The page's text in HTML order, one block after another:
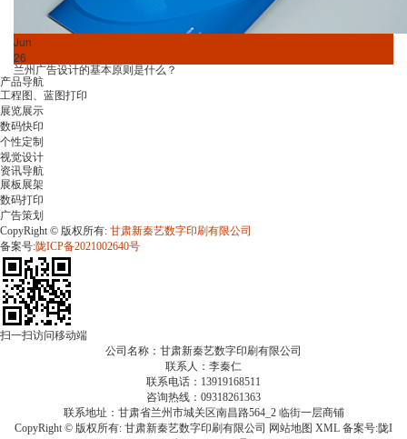
Jun
26
兰州广告设计的基本原则是什么？
产品导航
工程图、蓝图打印
展览展示
数码快印
个性定制
视觉设计
资讯导航
展板展架
数码打印
广告策划
CopyRight © 版权所有: 甘肃新秦艺数字印刷有限公司
备案号:陇ICP备2021002640号
扫一扫访问移动端
公司名称：甘肃新秦艺数字印刷有限公司
联系人：李秦仁
联系电话：13919168511
咨询热线：09318261363
联系地址：甘肃省兰州市城关区南昌路564_2 临街一层商铺
CopyRight © 版权所有: 甘肃新秦艺数字印刷有限公司 网站地图 XML 备案号:陇I